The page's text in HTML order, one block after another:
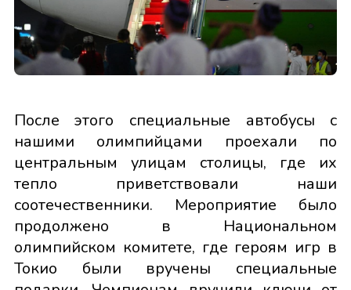
После этого специальные автобусы с
нашими олимпийцами проехали по
центральным улицам столицы, где их
тепло приветствовали наши
соотечественники. Мероприятие было
продолжено в Национальном
олимпийском комитете, где героям игр в
Токио были вручены специальные